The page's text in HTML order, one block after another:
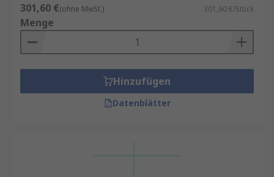
301,60 €(ohne MwSt.) 301,60 €/Stück
Menge
Hinzufügen
Datenblätter